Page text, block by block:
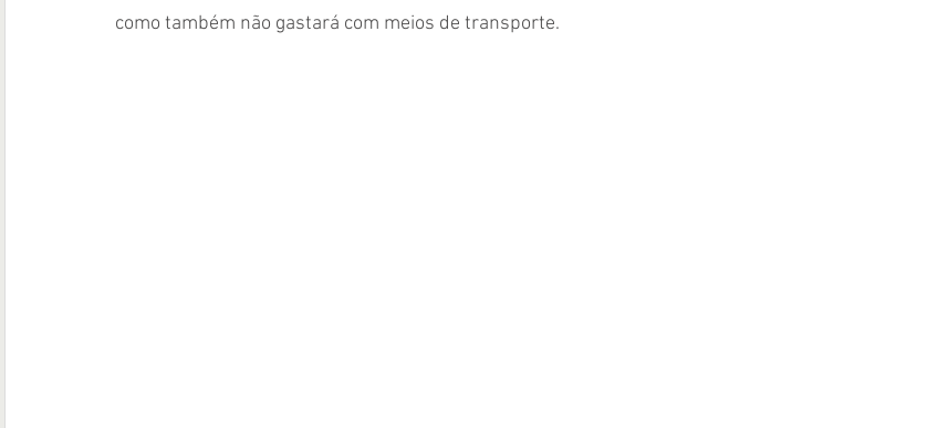
como também não gastará com meios de transporte.